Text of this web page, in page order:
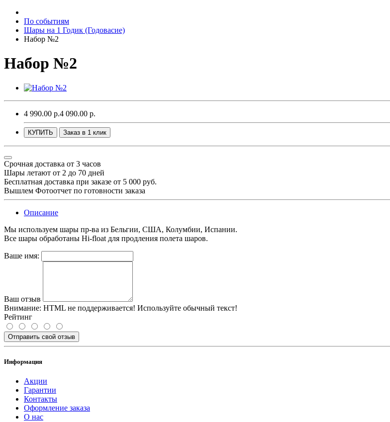
По событиям
Шары на 1 Годик (Годовасие)
Набор №2
Набор №2
4 990.00 р.4 090.00 р.
КУПИТЬ Заказ в 1 клик
Срочная доставка от 3 часов
Шары летают от 2 до 70 дней
Бесплатная доставка при заказе от 5 000 руб.
Вышлем Фотоотчет по готовности заказа
Описание
Мы используем шары пр-ва из Бельгии, США, Колумбии, Испании.
Все шары обработаны Hi-float для продления полета шаров.
Ваше имя:
Ваш отзыв
Внимание: HTML не поддерживается! Используйте обычный текст!
Рейтинг
Отправить свой отзыв
Информация
Акции
Гарантии
Контакты
Оформление заказа
О нас